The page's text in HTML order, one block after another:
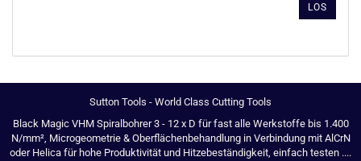
EIN.
LOS
Sutton Tools - World Class Cutting Tools
Black Magic VHM Spiralbohrer 3 - 12 x D für fast alle Werkstoffe bis 1.400
N/mm², Microgeometrie & Oberflächenbehandlung in Verbindung mit AlCrN
oder Helica für hohe Produktivität und Hitzebeständigkeit, einfach testen ....